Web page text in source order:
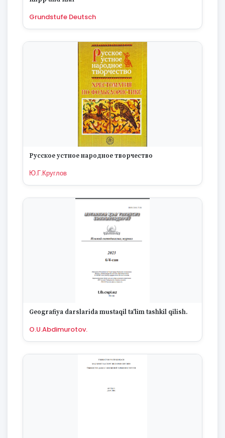
Grundstufe Deutsch
Русское устное народное творчество
Ю.Г.Круглов
Geografiya darslarida mustaqil ta'lim tashkil qilish.
O.U.Abdimurotov.